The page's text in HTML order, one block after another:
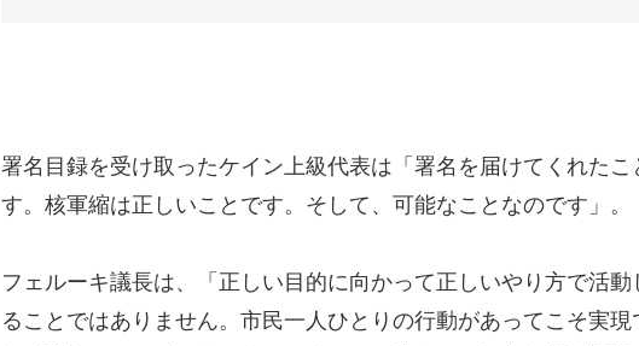
署名目録を受け取ったケイン上級代表は「署名を届けてくれた
す。核軍縮は正しいことです。そして、可能なことなのです」。
フェルーキ議長は、「正しい目的に向かって正しいやり方で活
ることではありません。市民一人ひとりの行動があってこそ実